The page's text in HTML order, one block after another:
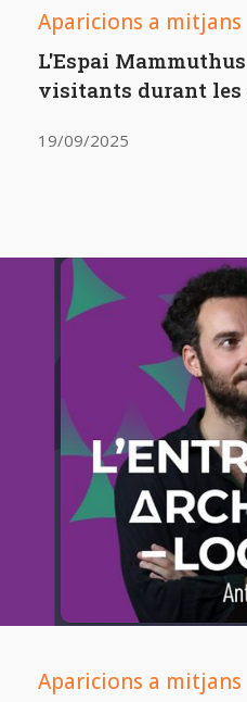
Aparicions a mitjans
L'Espai Mammuthus
visitants durant les
19/09/2025
Aparicions a mitjans